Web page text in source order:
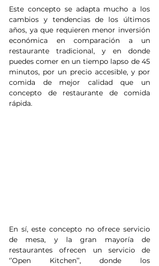
Este concepto se adapta mucho a los
cambios y tendencias de los últimos
años, ya que requieren menor inversión
económica en comparación a un
restaurante tradicional, y en donde
puedes comer en un tiempo lapso de 45
minutos, por un precio accesible, y por
comida de mejor calidad que un
concepto de restaurante de comida
rápida.
En sí, este concepto no ofrece servicio
de mesa, y la gran mayoría de
restaurantes ofrecen un servicio de
‘’Open Kitchen’’, donde los